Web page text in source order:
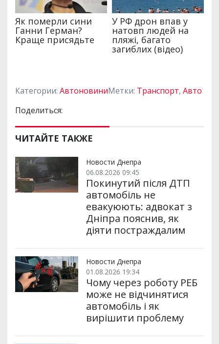
Категории: АвтоновиниМетки: Транспорт, Авто
Поделиться:
ЧИТАЙТЕ ТАКЖЕ
Новости Днепра
06.08.2026 09:45
Покинутий після ДТП
автомобіль не
евакуюють: адвокат з
Дніпра пояснив, як
діяти постраждалим
Новости Днепра
01.08.2026 19:34
Чому через роботу РЕБ
може не відчинятися
автомобіль і як
вирішити проблему